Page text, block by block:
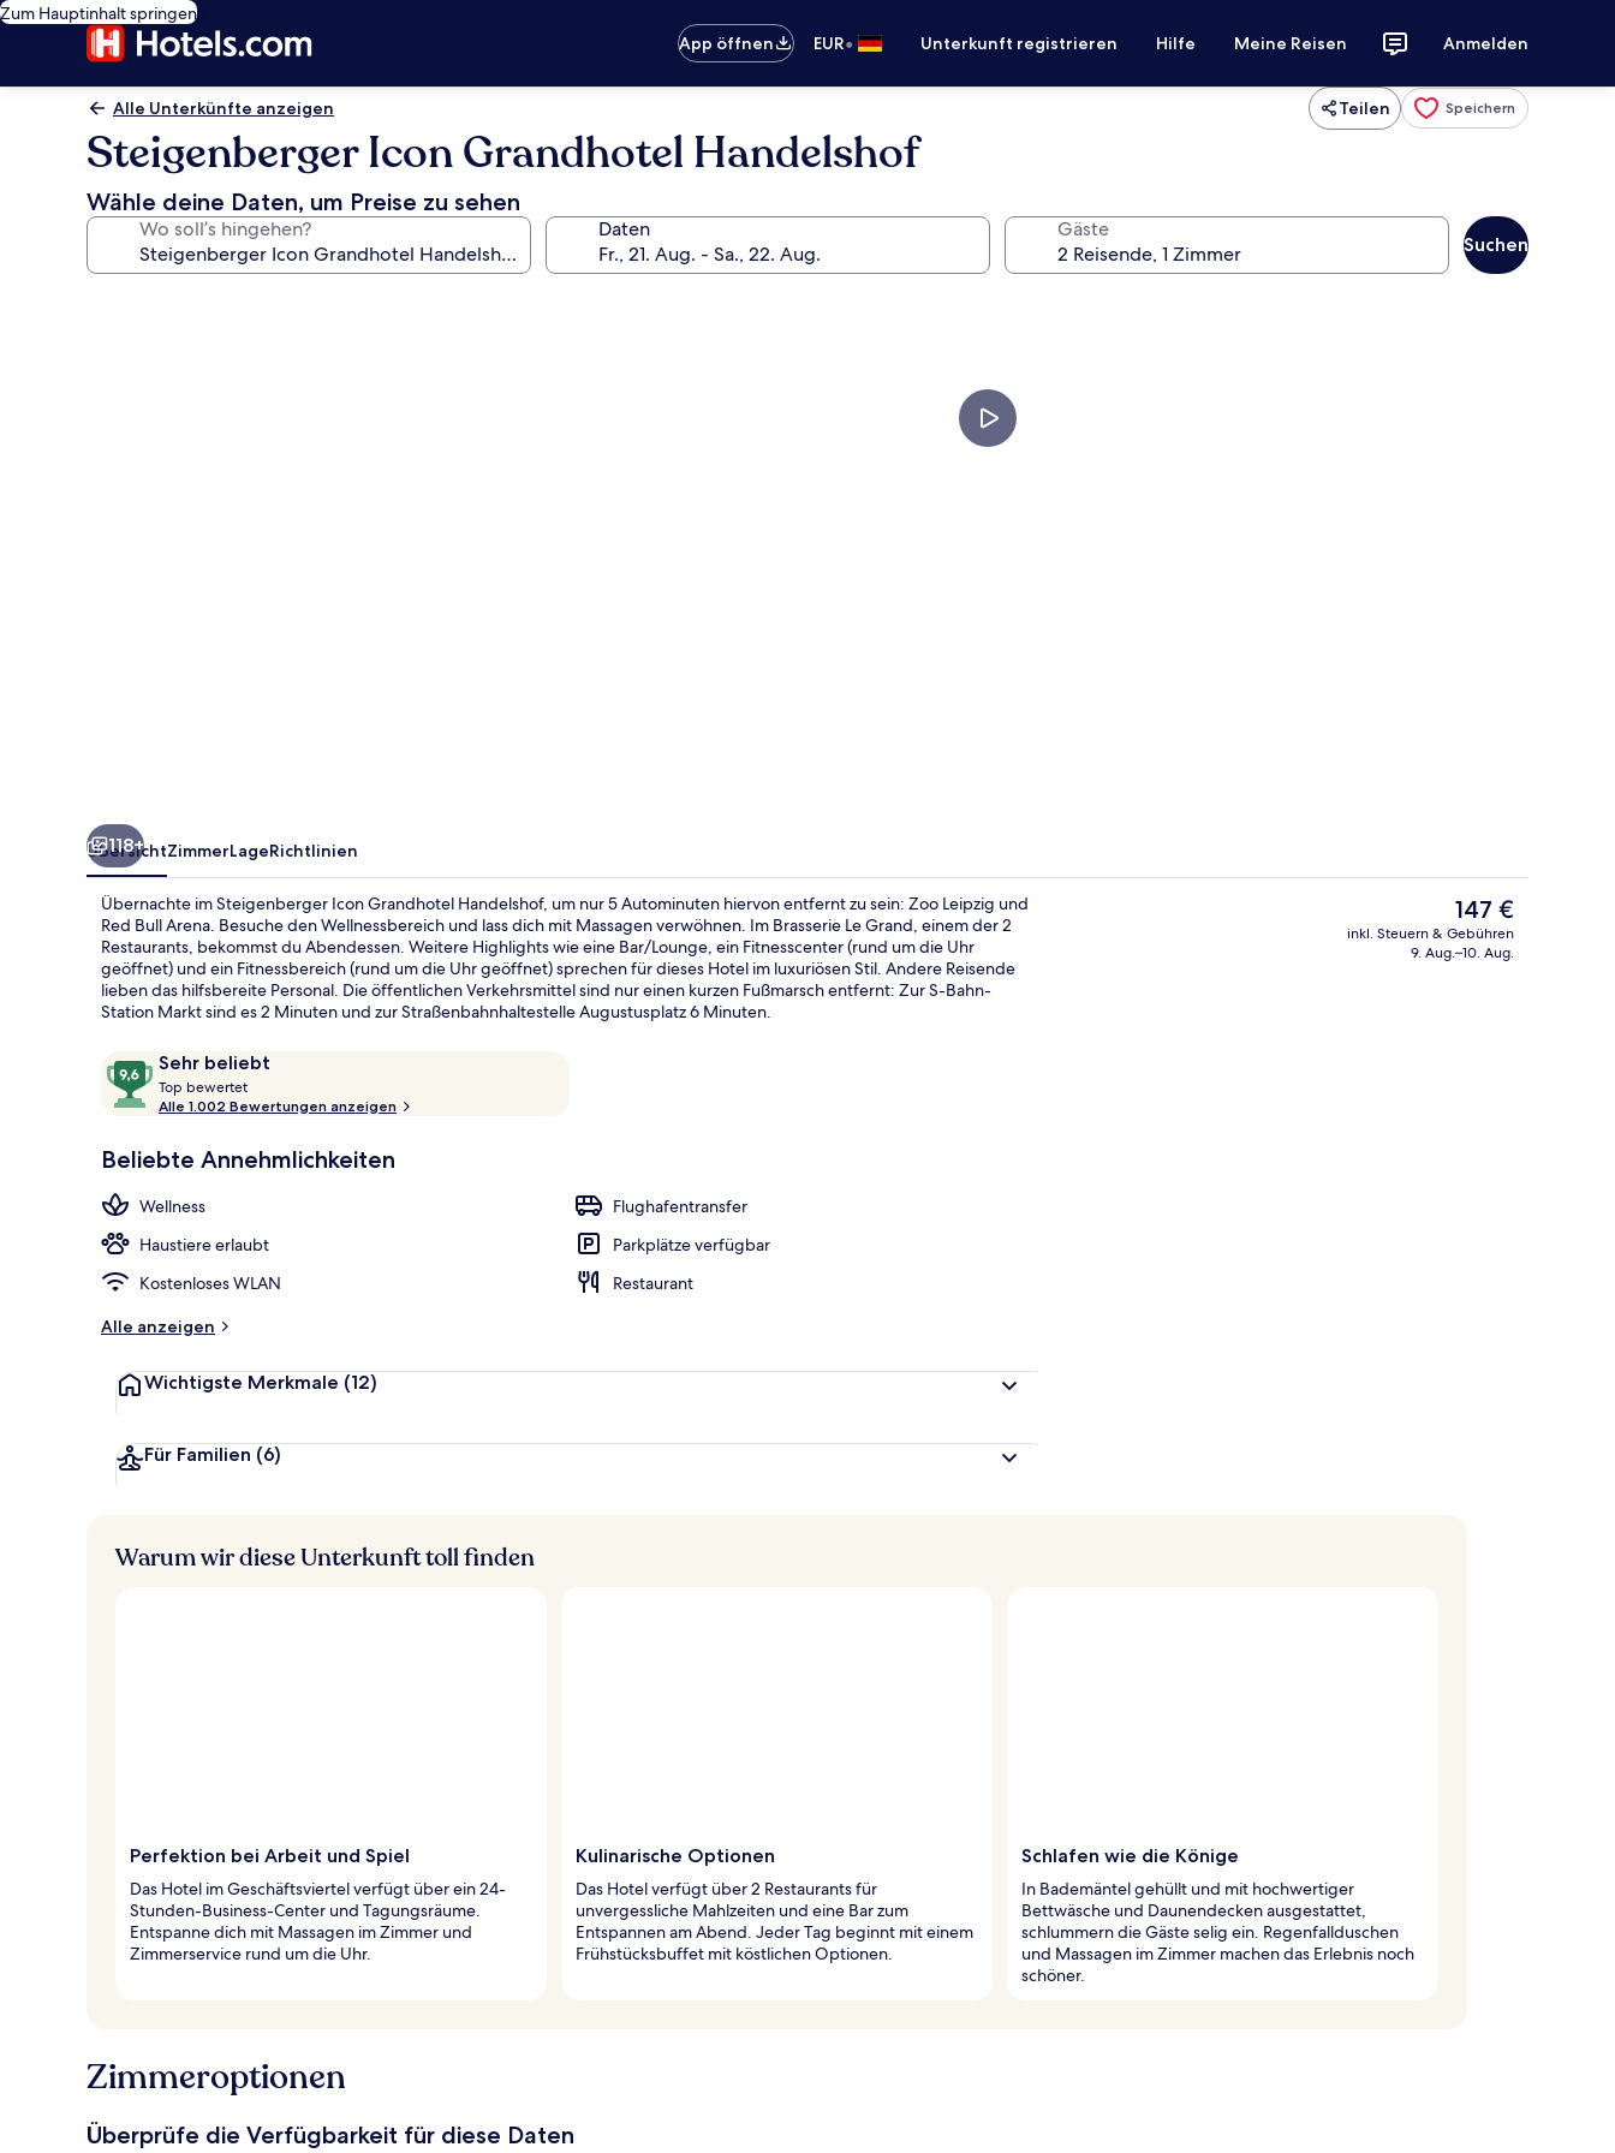
Zum Hauptinhalt springen
App öffnen
EUR• Unterkunft registrieren Hilfe Meine Reisen Anmelden
Alle Unterkünfte anzeigen Teilen Speichern
Steigenberger Icon Grandhotel Handelshof
Wähle deine Daten, um Preise zu sehen
Wo soll’s hingehen? Daten Gäste
Suchen
Bar (in der Unterkunft) Bar (in der Unterkunft)
118+
ÜbersichtZimmerLageRichtlinien
Übernachte im Steigenberger Icon Grandhotel Handelshof, um nur 5 Autominuten hiervon entfernt zu sein: Zoo Leipzig und
Red Bull Arena. Besuche den Wellnessbereich und lass dich mit Massagen verwöhnen. Im Brasserie Le Grand, einem der 2
Restaurants, bekommst du Abendessen. Weitere Highlights wie eine Bar/Lounge, ein Fitnesscenter (rund um die Uhr
geöffnet) und ein Fitnessbereich (rund um die Uhr geöffnet) sprechen für dieses Hotel im luxuriösen Stil. Andere Reisende
lieben das hilfsbereite Personal. Die öffentlichen Verkehrsmittel sind nur einen kurzen Fußmarsch entfernt: Zur S-Bahn-
Station Markt sind es 2 Minuten und zur Straßenbahnhaltestelle Augustusplatz 6 Minuten.
Bewertungen
Sehr beliebt
9,6
von
10,
beliebt
Top bewertet
o
b
e
r
t
Alle 1.002 Bewertungen anzeigen
Beliebte Annehmlichkeiten
Wellness
Flughafentransfer
Haustiere erlaubt
Parkplätze verfügbar
Kostenloses WLAN
Restaurant
Alle anzeigen
Wichtigste Merkmale (12)
Für Familien (6)
Der
aktuelle
Preis
147 €
inkl. Steuern & Gebühren
9. Aug.–10. Aug.
Warum wir diese Unterkunft toll finden
Perfektion bei Arbeit und Spiel
Das Hotel im Geschäftsviertel verfügt über ein 24-
Stunden-Business-Center und Tagungsräume.
Entspanne dich mit Massagen im Zimmer und
Zimmerservice rund um die Uhr.
Kulinarische Optionen
Das Hotel verfügt über 2 Restaurants für
unvergessliche Mahlzeiten und eine Bar zum
Entspannen am Abend. Jeder Tag beginnt mit einem
Frühstücksbuffet mit köstlichen Optionen.
Schlafen wie die Könige
In Bademäntel gehüllt und mit hochwertiger
Bettwäsche und Daunendecken ausgestattet,
schlummern die Gäste selig ein. Regenfallduschen
und Massagen im Zimmer machen das Erlebnis noch
schöner.
Zimmeroptionen
Überprüfe die Verfügbarkeit für diese Daten